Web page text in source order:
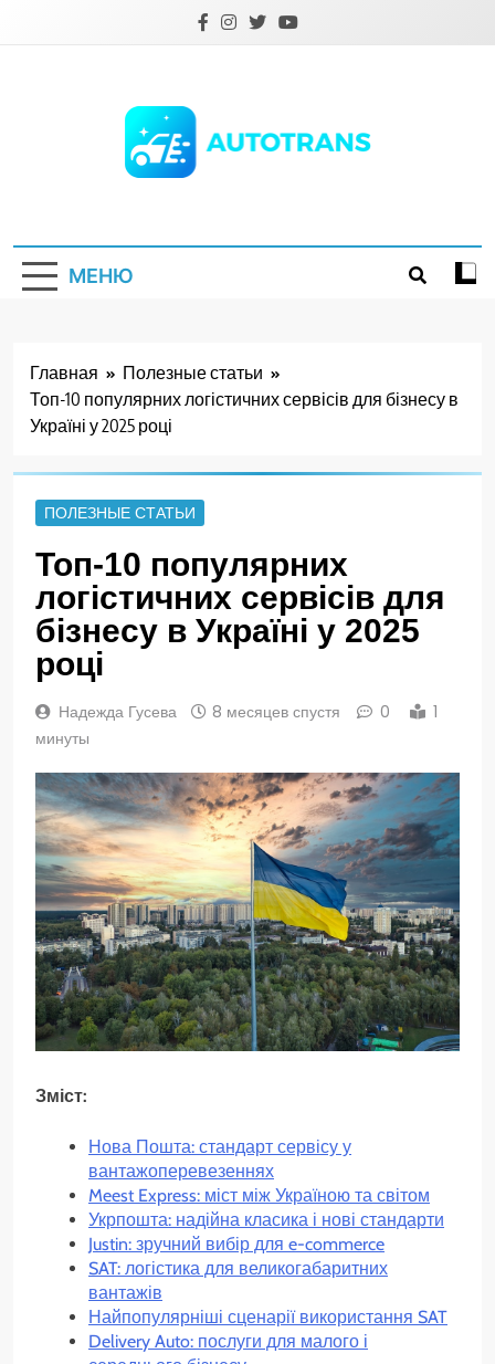
МЕНЮ
Главная
Полезные статьи
Топ-10 популярних логістичних сервісів для бізнесу в
Україні у 2025 році
ПОЛЕЗНЫЕ СТАТЬИ
Топ-10 популярних
логістичних сервісів для
бізнесу в Україні у 2025
році
Надежда Гусева 8 месяцев спустя 0
1
минуты
Зміст:
Нова Пошта: стандарт сервісу у
вантажоперевезеннях
Meest Express: міст між Україною та світом
Укрпошта: надійна класика і нові стандарти
Justin: зручний вибір для e-commerce
SAT: логістика для великогабаритних
вантажів
Найпопулярніші сценарії використання SAT
Delivery Auto: послуги для малого і